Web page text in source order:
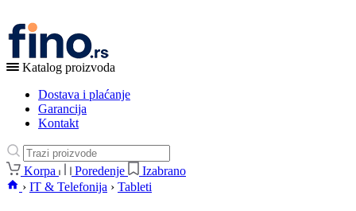
Katalog proizvoda
Dostava i plaćanje
Garancija
Kontakt
Korpa Poredenje
Izabrano
› IT & Telefonija › Tableti